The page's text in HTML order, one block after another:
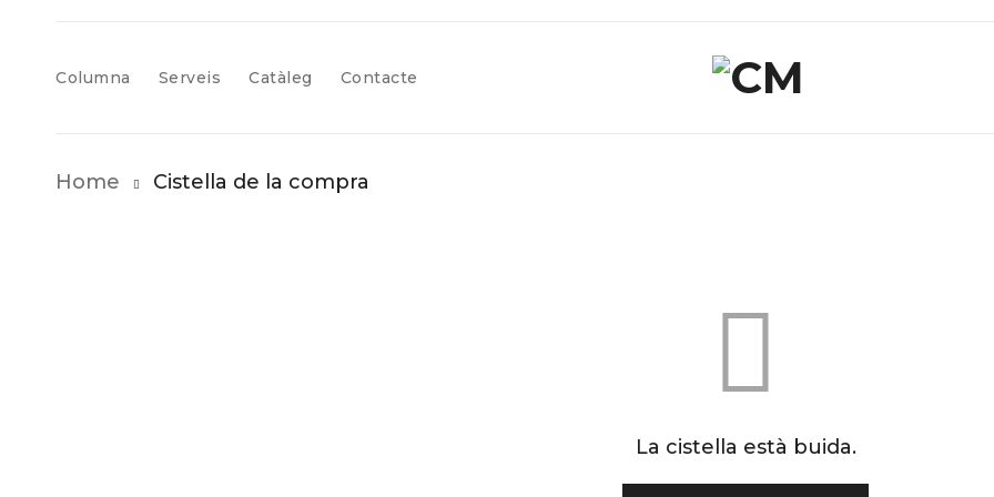
Columna Serveis Catàleg Contacte
Home Cistella de la compra
La cistella està buida.